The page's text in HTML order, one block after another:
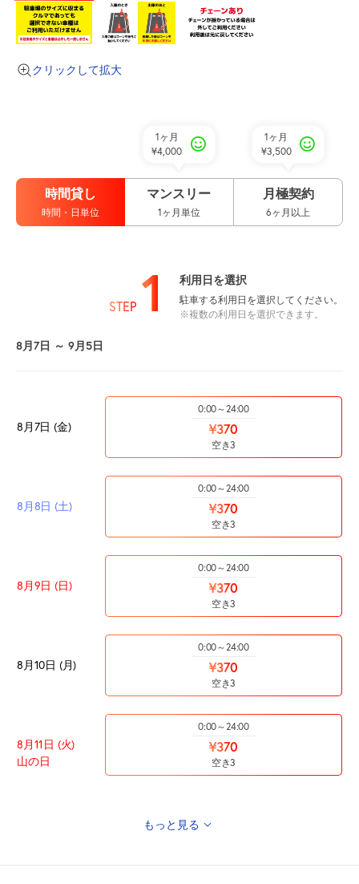
クリックして拡大
時間貸し
時間・日単位
1ヶ月
¥4,000
マンスリー
1ヶ月単位
1ヶ月
¥3,500
月極契約
6ヶ月以上
STEP 1 利用日を選択
駐車する利用日を選択してください。
※複数の利用日を選択できます。
8月7日 ～ 9月5日
8月7日 (金)
0:00～24:00
¥370
空き3
8月8日 (土)
0:00～24:00
¥370
空き3
8月9日 (日)
0:00～24:00
¥370
空き3
8月10日 (月)
0:00～24:00
¥370
空き3
8月11日 (火)
山の日
0:00～24:00
¥370
空き3
もっと見る